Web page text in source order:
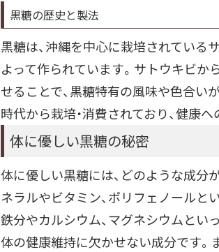
黒糖の歴史と製法
黒糖は、沖縄を中心に栽培されている
よって作られています。サトウキビか
せることで、黒糖特有の風味や色合い
時代から栽培・消費されており、健康
体に優しい黒糖の秘密
体に優しい黒糖には、どのような成分
ネラルやビタミン、ポリフェノールと
鉄分やカルシウム、マグネシウムとい
体の健康維持に欠かせない成分です。